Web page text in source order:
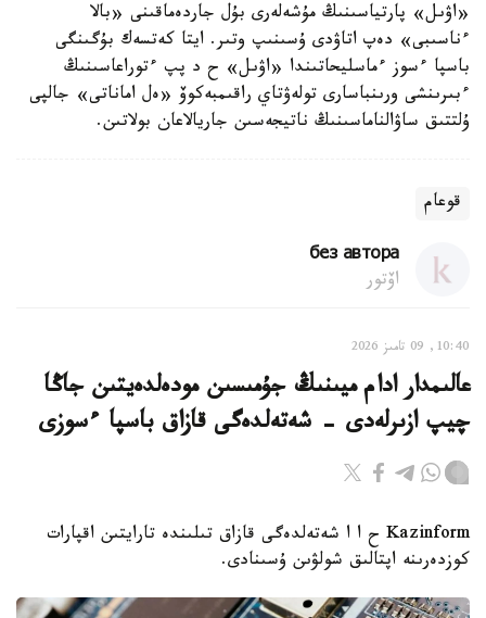
«اۋىل» پارتياسىنىڭ مۇشەلەرى بۇل جاردەماقىنى «بالا
ءناسىبى» دەپ اتاۋدى ۇسىنىپ وتىر. ايتا كەتسەك بۇگىنگى
باسپا ءسوز ءماسليحاتىندا «اۋىل» ح د پپ ءتوراعاسىنىڭ
ءبىرىنشى ورىنباسارى تولەۋتاي راقىمبەكوۆ «ەل اماناتى» جالپى
ۇلتتىق ساۋالناماسىنىڭ ناتيجەسىن جاريالاعان بولاتىن.
قوعام
без автора
اۆتور
10:40, 09 تامىز 2026
عالىمدار ادام ميىنىڭ جۇمىسىن مودەلدەيتىن جاڭا
چيپ ازىرلەدى - شەتەلدەگى قازاق باسپا ءسوزى
Kazinform ح ا ا شەتەلدەگى قازاق تىلىندە تارايتىن اقپارات
كوزدەرىنە اپتالىق شولۋىن ۇسىنادى.